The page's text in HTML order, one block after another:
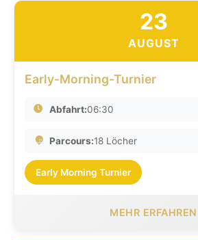
23
AUGUST
Early-Morning-Turnier
Abfahrt:06:30
Parcours:18 Löcher
Early Morning Turnier
MEHR ERFAHREN